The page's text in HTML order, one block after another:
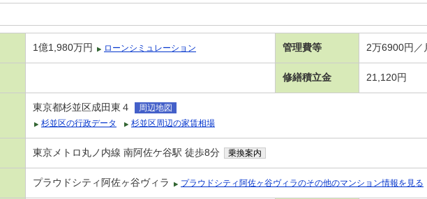
1億1,980万円 ローンシミュレーション 管理費等 2万6900円／
修繕積立金 21,120円
東京都杉並区成田東４
周辺地図
杉並区の行政データ
杉並区周辺の家賃相場
東京メトロ丸ノ内線 南阿佐ケ谷駅 徒歩8分 乗換案内
プラウドシティ阿佐ヶ谷ヴィラ プラウドシティ阿佐ヶ谷ヴィラのその他のマンション情報を見る